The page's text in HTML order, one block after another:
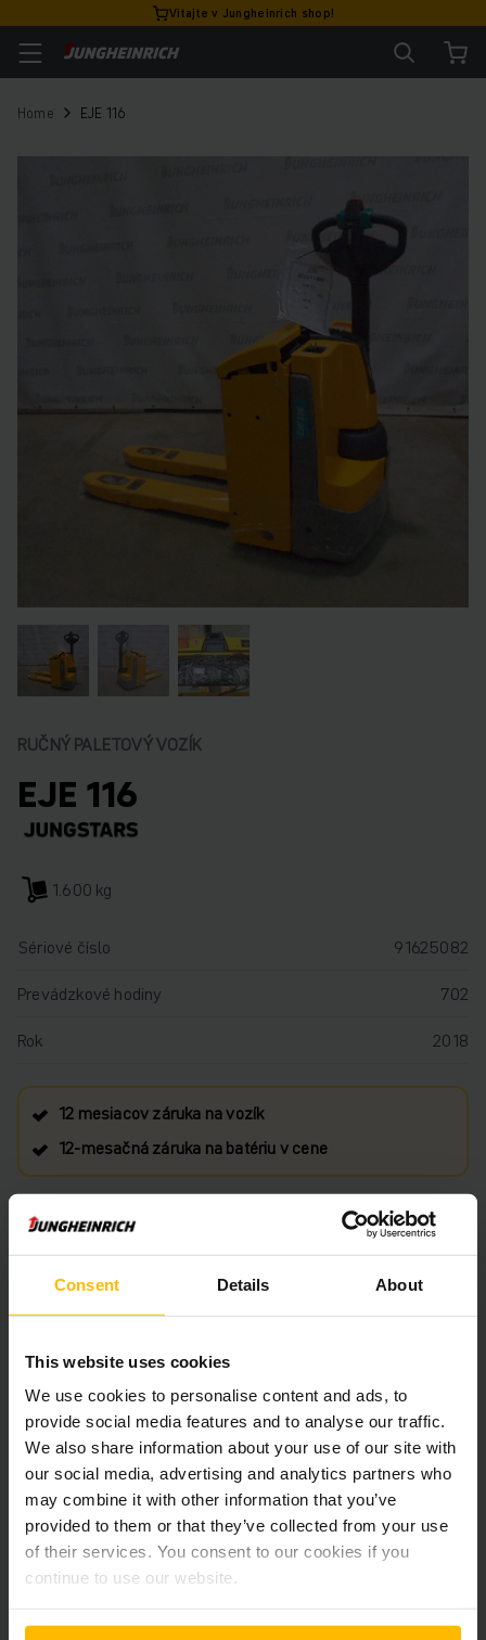
Consent Details About
This website uses cookies
We use cookies to personalise content and ads, to
provide social media features and to analyse our traffic.
We also share information about your use of our site with
our social media, advertising and analytics partners who
may combine it with other information that you’ve
provided to them or that they’ve collected from your use
of their services. You consent to our cookies if you
continue to use our website.
Vitajte v Jungheinrich shop!
Home EJE 116
RUČNÝ PALETOVÝ VOZÍK
EJE 116
1.600 kg
Sériové číslo
91625082
Prevádzkové hodiny
702
Rok
2018
12 mesiacov záruka na vozík
12‑mesačná záruka na batériu v cene
3 900 €
Približná Dodacia lehota: 3 Týždne
VLOŽIŤ DO KOŠÍKA
MÁTE OTÁZKY TÝKAJÚCE SA TOHTO
PRODUKTU?
Pridať produkt do košíka
Informácie o výrobku